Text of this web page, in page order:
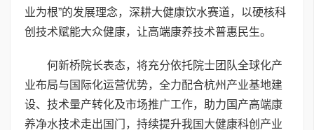
业为根”的发展理念，深耕大健康饮水赛道，以硬核科
创技术赋能大众健康，让高端康养技术普惠民生。
何新桥院长表态，将充分依托院士团队全球化产
业布局与国际化运营优势，全力配合杭州产业基地建
设、技术量产转化及市场推广工作，助力国产高端康
养净水技术走出国门，持续提升我国大健康科创产业